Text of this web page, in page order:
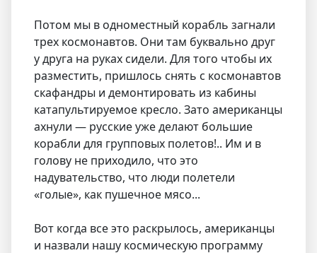
Потом мы в одноместный корабль загнали
трех космонавтов. Они там буквально друг
у друга на руках сидели. Для того чтобы их
разместить, пришлось снять с космонавтов
скафандры и демонтировать из кабины
катапультируемое кресло. Зато американцы
ахнули — русские уже делают большие
корабли для групповых полетов!.. Им и в
голову не приходило, что это
надувательство, что люди полетели
«голые», как пушечное мясо...
Вот когда все это раскрылось, американцы
и назвали нашу космическую программу